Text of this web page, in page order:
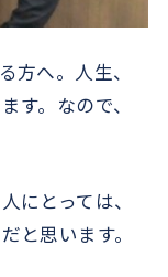
方へ。人生、
す。なので、
にとっては、
と思います。